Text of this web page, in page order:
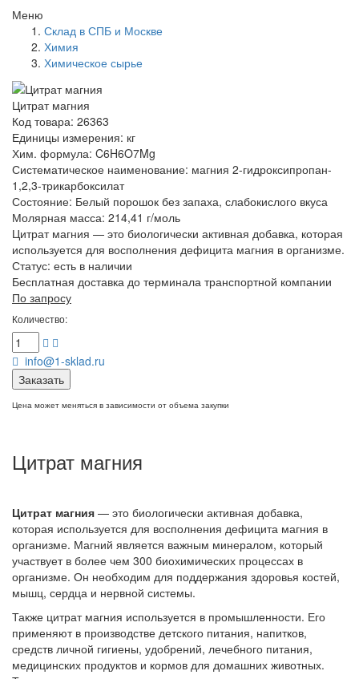
Меню
Склад в СПБ и Москве
Химия
Химическое сырье
Цитрат магния
Код товара: 26363
Единицы измерения: кг
Хим. формула: C6H6O7Mg
Систематическое наименование: магния 2-​гидроксипропан-​
1,2,3-​трикарбоксилат
Состояние: Белый порошок без запаха, слабокислого вкуса
Молярная масса: 214,41 г/моль
Цитрат магния — это биологически активная добавка, которая
используется для восполнения дефицита магния в организме.
Статус: есть в наличии
Бесплатная доставка до терминала транспортной компании
По запросу
Количество:
info@1-sklad.ru
Заказать
Цена может меняться в зависимости от объема закупки
Цитрат магния
Цитрат магния — это биологически активная добавка,
которая используется для восполнения дефицита магния в
организме. Магний является важным минералом, который
участвуетв более чем 300 биохимических процессах в
организме. Он необходим для поддержания здоровья костей,
мышц, сердца и нервной системы.
Также цитрат магния используется в промышленности. Его
применяютв производстве детского питания, напитков,
средств личной гигиены, удобрений, лечебного питания,
медицинских продуктов и кормов для домашних животных.